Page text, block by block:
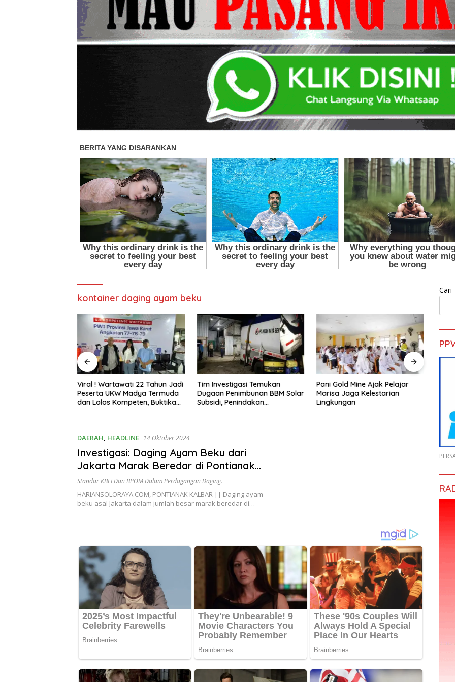
kontainer daging ayam beku
Tim Investigasi Temukan
Dugaan Penimbunan BBM Solar
Subsidi, Penindakan
Pani Gold Mine Ajak Pelajar
Marisa Jaga Kelestarian
Lingkungan
H. Muhammad Faizal :
Pembinaan Politik Penting
untuk Menciptakan Kompetisi
DAERAH, HEADLINE 14 Oktober 2024
Investigasi: Daging Ayam Beku dari
Jakarta Marak Beredar di Pontianak
Timur
Standar KBLI Dan BPOM Dalam Perdagangan Daging.
HARIANSOLORAYA.COM, PONTIANAK KALBAR || Daging ayam
beku asal Jakarta dalam jumlah besar marak beredar di…
Cari